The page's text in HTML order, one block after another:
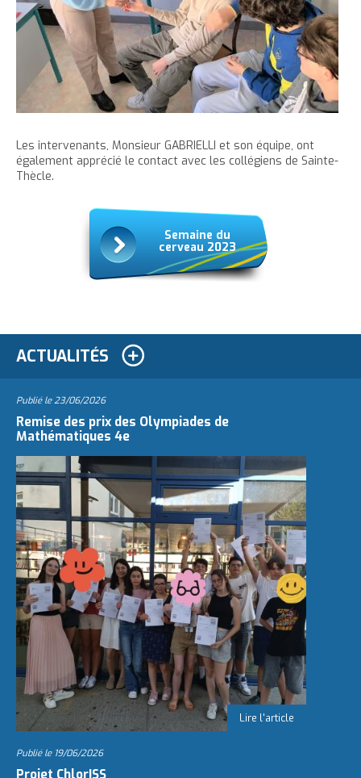
Les intervenants, Monsieur GABRIELLI et son équipe, ont
également apprécié le contact avec les collégiens de Sainte-
Thècle.
Semaine du
cerveau 2023
ACTUALITÉS
Publié le23/06/2026
Remise des prix des Olympiades de
Mathématiques 4e
Publié le 19/06/2026
Projet ChlorISS